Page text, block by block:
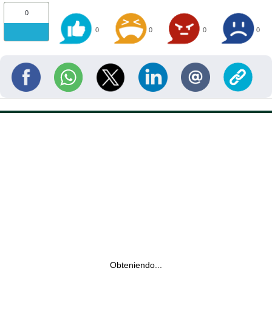
0
0 0 0 0
Obteniendo...